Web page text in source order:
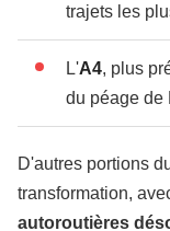
trajets les
L'A4, plus
du péage de
D'autres portions
transformation,
autoroutières